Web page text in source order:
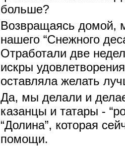
больше?
Возвращаясь домой,
нашего “Снежного
Отработали две
искры
оставляла желать
Да, мы делали и
казанцы и татары -
“Долина”, которая
помощи.